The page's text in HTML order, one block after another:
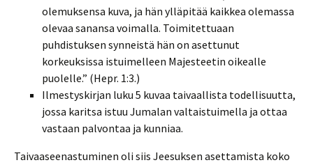
olemuksensa kuva, ja hän ylläpitää kaikkea olemassa
olevaa sanansa voimalla. Toimitettuaan
puhdistuksen synneistä hän on asettunut
korkeuksissa istuimelleen Majesteetin oikealle
puolelle.” (Hepr. 1:3.)
Ilmestyskirjan luku 5 kuvaa taivaallista todellisuutta,
jossa karitsa istuu Jumalan valtaistuimella ja ottaa
vastaan palvontaa ja kunniaa.
Taivaaseenastuminen oli siis Jeesuksen asettamista koko